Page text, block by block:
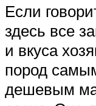
Если
здесь все
и вкуса
пород
дешевым